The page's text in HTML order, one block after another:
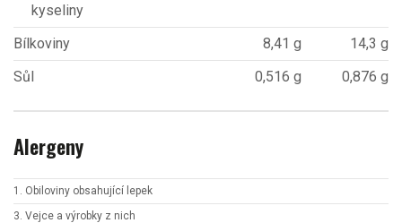
kyseliny
Bílkoviny 8,41 g
14,3 g
Sůl
0,516 g 0,876 g
Alergeny
1. Obiloviny obsahující lepek
3. Vejce a výrobky z nich